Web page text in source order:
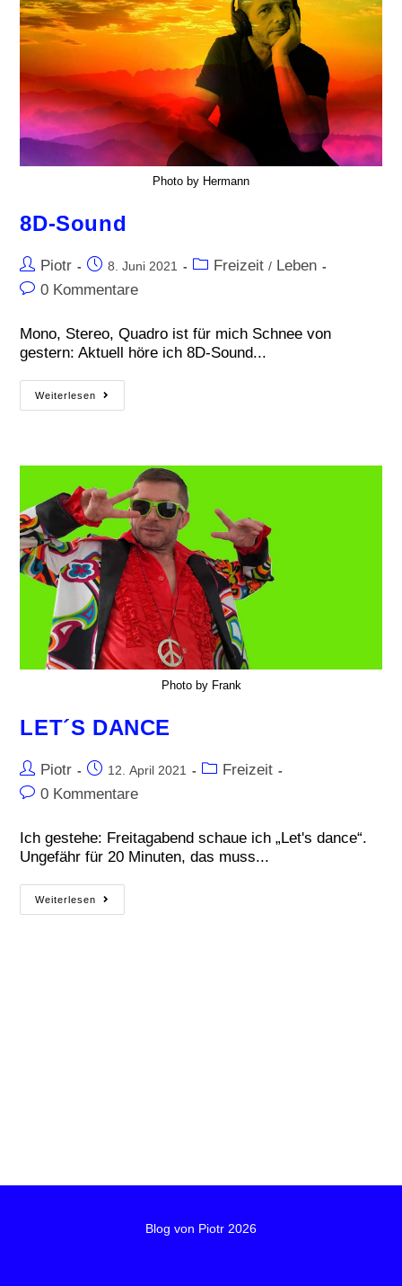
Photo by Hermann
8D-Sound
Piotr 8. Juni 2021 Freizeit / Leben
0 Kommentare
Mono, Stereo, Quadro ist für mich Schnee von
gestern: Aktuell höre ich 8D-Sound...
Weiterlesen
Photo by Frank
LET´S DANCE
Piotr 12. April 2021
Freizeit
0 Kommentare
Ich gestehe: Freitagabend schaue ich „Let's dance“.
Ungefähr für 20 Minuten, das muss...
Weiterlesen
Blog von Piotr 2026